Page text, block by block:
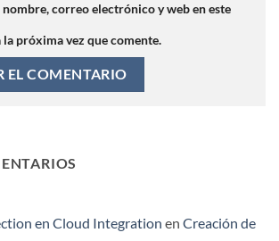
correo electrónico y web en este
la próxima vez que comente.
en Cloud Integration en Creación de